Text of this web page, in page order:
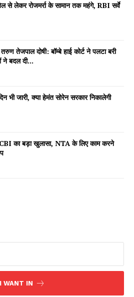
News on AIN
1 App
से लेकर रोजमर्रा के सामान तक महंगे, RBI सर्वे
तेजपाल दोषी: बॉम्बे हाई कोर्ट ने पलटा बरी
ने बदल दी...
भी जारी, क्या हेमंत सोरेन सरकार निकालेगी
का बड़ा खुलासा, NTA के लिए काम करने
I WANT IN